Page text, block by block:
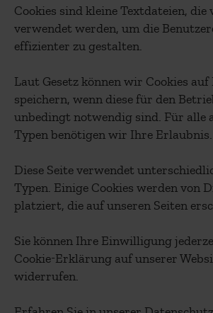
Cookies sind kleine Textdateien, die
verwendet werden, um die
effizienter zu gestalten.
Laut Gesetz können wir Cookies
speichern, wenn diese für den
unbedingt notwendig sind. Für alle
Typen benötigen wir Ihre Erlaubnis.
Diese Seite verwendet
Typen. Einige Cookies werden von
platziert, die auf unseren Seiten
Sie können Ihre Einwilligung
Cookie-Erklärung auf unserer
widerrufen.